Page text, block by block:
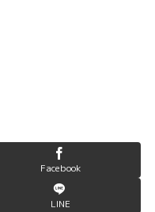
Facebook
LINE